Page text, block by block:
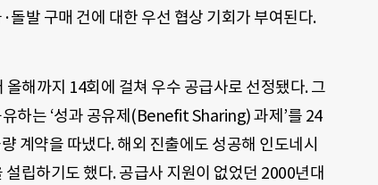
발 구매 건에 대한 우선 협상 기회가 부여된다.
해까지 14회에 걸쳐 우수 공급사로 선정됐다. 그
하는 ‘성과 공유제(Benefit Sharing) 과제’를 24
계약을 따냈다. 해외 진출에도 성공해 인도네시
립하기도 했다. 공급사 지원이 없었던 2000년대